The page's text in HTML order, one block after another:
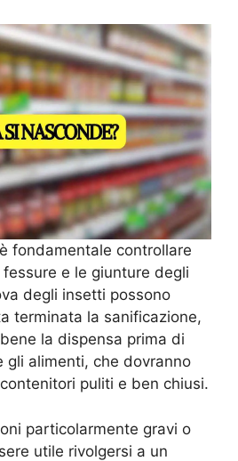
fondamentale controllare
e le giunture degli
degli insetti possono
terminata la sanificazione,
la dispensa prima di
gli alimenti, che dovranno
puliti e ben chiusi.
particolarmente gravi o
utile rivolgersi a un